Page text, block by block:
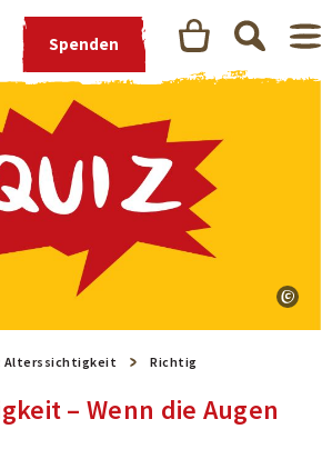
Spenden
Alterssichtigkeit Richtig
– Wenn die Augen